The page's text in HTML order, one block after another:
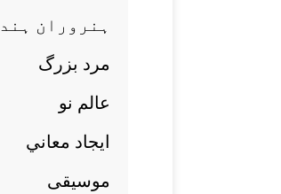
ہنروران ہند
مرد بزرگ
عالم نو
ايجاد معاني
موسيقی